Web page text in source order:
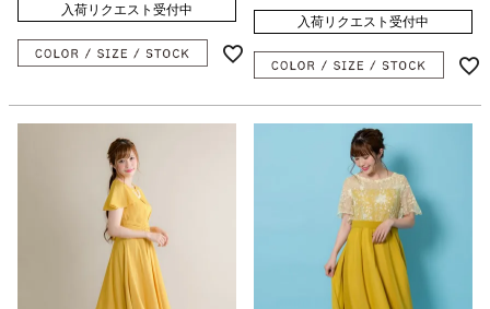
入荷リクエスト受付中
入荷リクエスト受付中